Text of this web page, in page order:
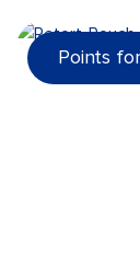
Points